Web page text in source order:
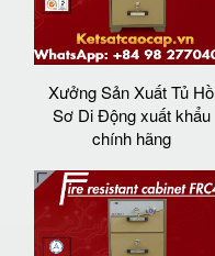
Xưởng Sản Xuất Tủ Hồ
Sơ Di Động xuất khẩu
chính hãng